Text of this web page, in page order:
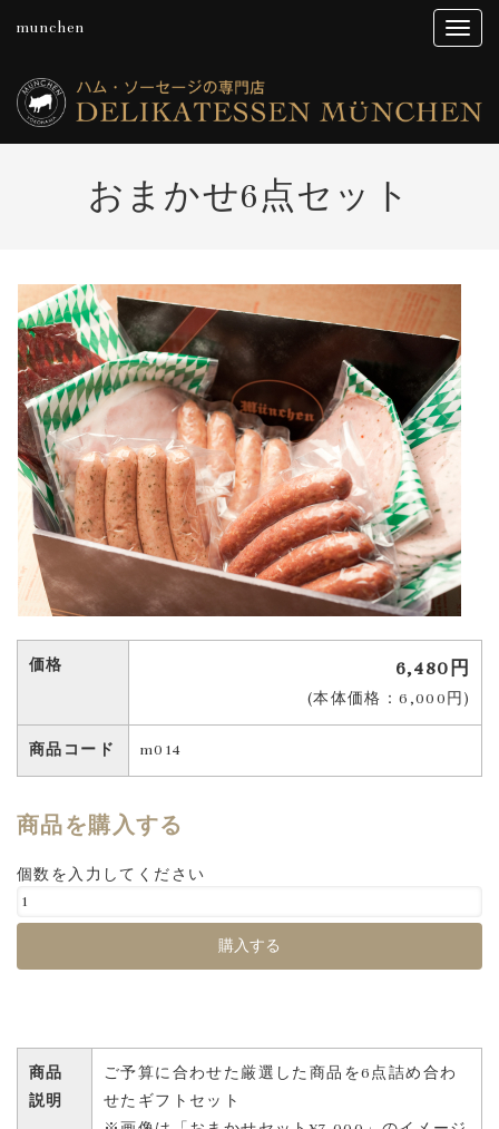
munchen
おまかせ6点セット
価格 6,480円
(本体価格：6,000円)
商品コード m014
商品を購入する
個数を入力してください
商品
説明
ご予算に合わせた厳選した商品を6点詰め合わ
せたギフトセット